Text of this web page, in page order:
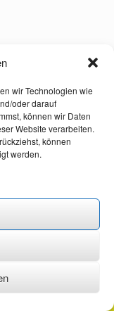
wir Technologien wie
oder darauf
können wir Daten
Website verarbeiten.
können
werden.
·Impressum ·